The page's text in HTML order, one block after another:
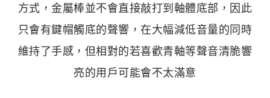
方式，金屬棒並不會直接敲打到軸體底部，因此
只會有鍵帽觸底的聲響，在大幅減低音量的同時
維持了手感，但相對的若喜歡青軸等聲音清脆響
亮的用戶可能會不太滿意